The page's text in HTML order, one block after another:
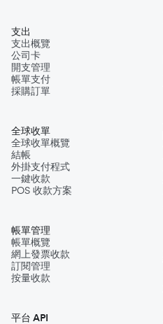
支出
支出概覽
公司卡
開支管理
帳單支付
採購訂單
全球收單
全球收單概覽
結帳
外掛支付程式
一鍵收款
POS 收款方案
帳單管理
帳單概覽
網上發票收款
訂閱管理
按量收款
平台 API